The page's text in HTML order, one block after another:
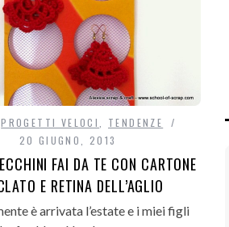
PROGETTI VELOCI
TENDENZE
20 GIUGNO, 2013
FAI DA TE CON CARTONE
E RETINA DELL’AGLIO
è arrivata l’estate e i miei figli